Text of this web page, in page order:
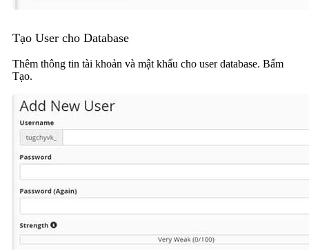
Tạo User cho Database
Thêm thông tin tài khoản và mật khẩu cho user database. Bấm
Tạo.